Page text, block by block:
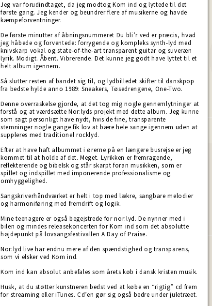
Jeg var forudindtaget, da jeg modtog Kom ind og lyttede til det
første gang. Jeg kender og beundrer flere af musikerne og havde
kæmpeforventninger.
De første minutter af åbningsnummeret Du bli’r ved er præcis, hvad
jeg håbede og forventede: forrygende og kompleks synth-lyd med
knivskarp vokal og state-of-the-art transparent guitar og suveræn
lyrik. Modigt. Åbent. Vibrerende. Det kunne jeg godt have lyttet til et
helt album igennem.
Så slutter resten af bandet sig til, og lydbilledet skifter til danskpop
fra bedste hylde anno 1989: Sneakers, Tøsedrengene, One-Two.
Denne overraskelse gjorde, at det tog mig nogle gennemlytninger at
forstå og at værdsætte Nor:lyds projekt med dette album. Jeg kunne
som sagt personligt have nydt, hvis de fine, transparente
stemninger nogle gange fik lov at bære hele sange igennem uden at
suppleres med traditionel rocklyd.
Efter at have haft albummet i ørerne på en længere busrejse er jeg
kommet til at holde af det. Meget. Lyrikken er fremragende,
reflekterende og bibelsk og står skarpt foran musikken, som er
spillet og indspillet med imponerende professionalisme og
omhyggelighed.
Sangskriverhåndværket er helt i top med lækre, sangbare melodier
og harmoniføring med fremdrift og logik.
Mine teenagere er også begejstrede for nor:lyd. De nynner med i
bilen og mindes releasekoncerten for Kom ind som det absolutte
højdepunkt på lovsangsfestivallen A Day of Praise.
Nor:lyd live har endnu mere af den spændstighed og transparens,
som vi elsker ved Kom ind.
Kom ind kan absolut anbefales som årets køb i dansk kristen musik.
Husk, at du støtter kunstneren bedst ved at købe en “rigtig” cd frem
for streaming eller iTunes. Cd’en gør sig også bedre under juletræet.